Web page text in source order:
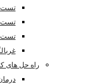
تست
تست
تست
راه حل های